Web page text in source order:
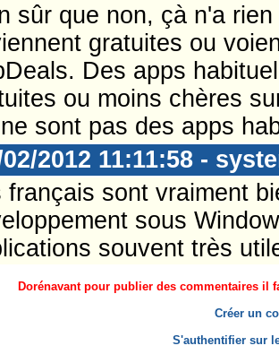
sûr que non, çà n'a
gratuites ou
Des apps
ou moins chères
sont pas des apps
2012 11:11:58 -
français sont vraiment
sous
souvent très
Dorénavant pour publier des commentaires il
Créer un
S'authentifier sur